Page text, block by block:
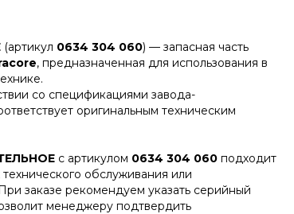
(артикул 0634 304 060) — запасная часть
, предназначенная для использования в
со спецификациями завода-
оригинальным техническим
с артикулом 0634 304 060подходит
обслуживания или
заказе рекомендуем указать серийный
менеджеру подтвердить